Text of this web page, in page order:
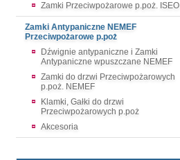
Zamki Przeciwpożarowe p.poż. ISEO
Zamki Antypaniczne NEMEF
Przeciwpożarowe p.poż
Dźwignie antypaniczne i Zamki
Antypaniczne wpuszczane NEMEF
Zamki do drzwi Przeciwpożarowych
p.poż. NEMEF
Klamki, Gałki do drzwi
Przeciwpożarowych p.poż
Akcesoria